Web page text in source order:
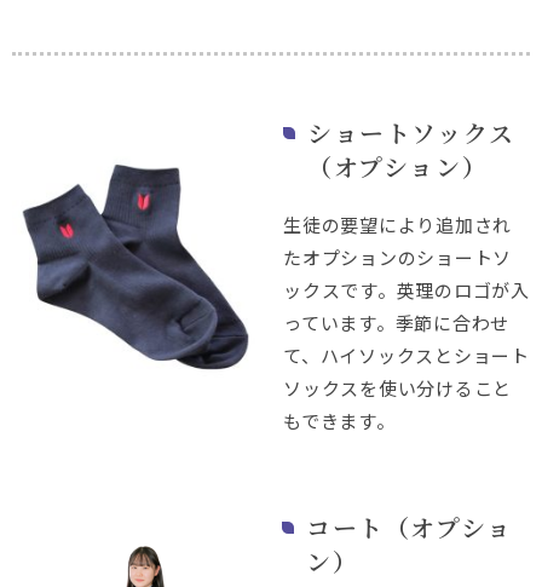
ショートソックス
（オプション）
生徒の要望により追加され
たオプションのショートソ
ックスです。英理のロゴが入
っています。季節に合わせ
て、ハイソックスとショート
ソックスを使い分けること
もできます。
コート（オプショ
ン）